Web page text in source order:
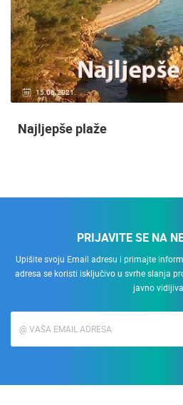
15.06.2021.
Najljepše plaže
PRIJAVITE SE NA
Upišite svoju Email adresu i primajte
adresa se koristi isključivo u svrhe slanja
javno